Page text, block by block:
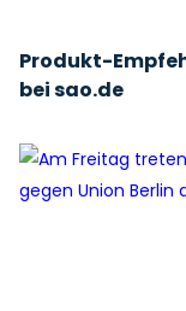
Produkt-
bei sao.de